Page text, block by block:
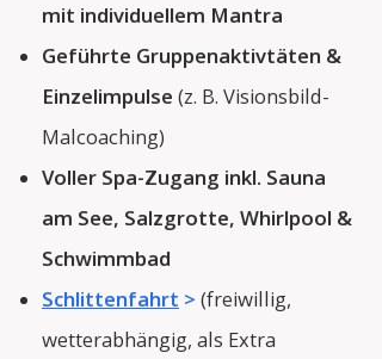
mit individuellem Mantra
Geführte Gruppenaktivtäten &
Einzelimpulse (z. B. Visionsbild-
Malcoaching)
Voller Spa-Zugang inkl. Sauna
am See, Salzgrotte, Whirlpool &
Schwimmbad
Schlittenfahrt > (freiwillig,
wetterabhängig, als Extra